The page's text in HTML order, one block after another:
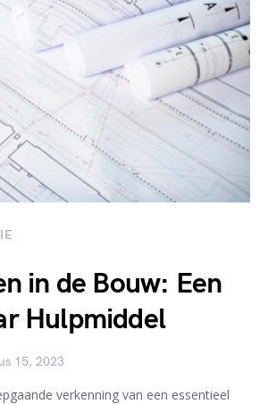
in de Bouw: Een
Hulpmiddel
15, 2023
verkenning van een essentieel